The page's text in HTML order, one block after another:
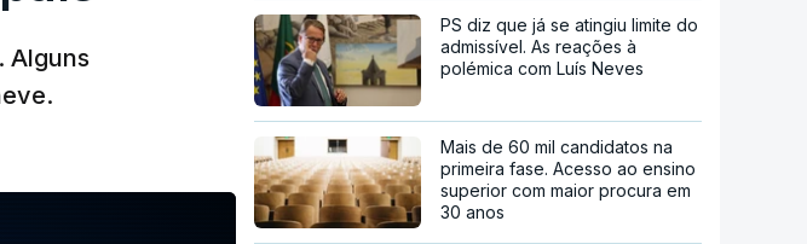
Alguns
PS diz que já se atingiu limite do
admissível. As reações à
polémica com Luís Neves
Mais de 60 mil candidatos na
primeira fase. Acesso ao ensino
superior com maior procura em
30 anos